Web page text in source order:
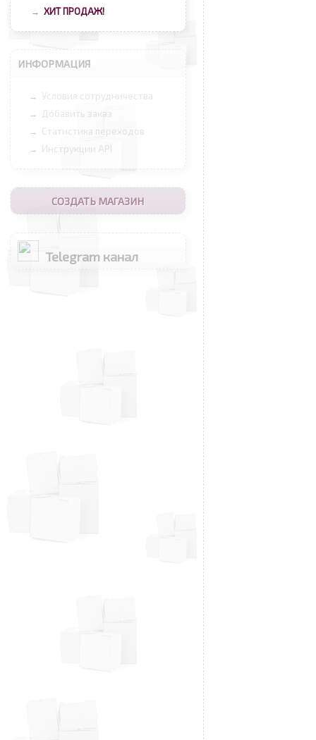
→ ХИТ ПРОДАЖ!
ИНФОРМАЦИЯ
→ Условия сотрудничества
→ Добавить заказ
→ Статистика переходов
→ Инструкции API
СОЗДАТЬ МАГАЗИН
Telegram канал